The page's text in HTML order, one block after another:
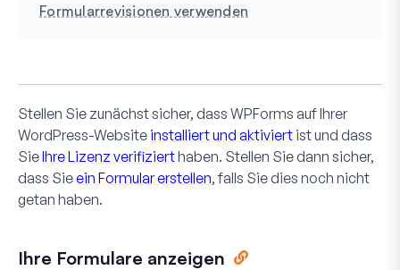
Formularrevisionen verwenden
Stellen Sie zunächst sicher, dass WPForms auf Ihrer
WordPress-Website installiert und aktiviert ist und dass
SieIhre Lizenz verifizierthaben. Stellen Sie dann sicher,
dass Sieein Formular erstellen, falls Sie dies noch nicht
getan haben.
Ihre Formulare anzeigen